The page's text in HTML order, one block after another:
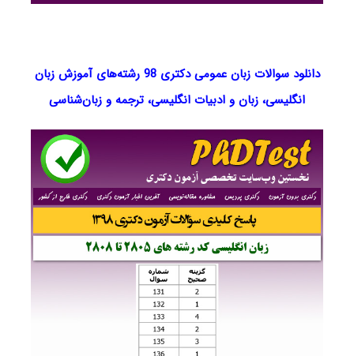
دانلود سوالات زبان عمومی دکتری 98 رشته‌های آموزش زبان
انگلیسی، زبان و ادبیات انگلیسی، ترجمه و زبان‌شناسی